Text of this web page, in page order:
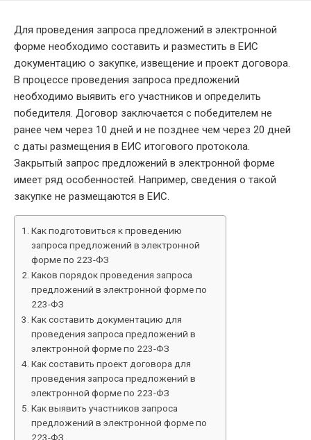
Для проведения запроса предложений в электронной
форме необходимо составить и разместить в ЕИС
документацию о закупке, извещение и проект договора.
В процессе проведения запроса предложений
необходимо выявить его участников и определить
победителя. Договор заключается с победителем не
ранее чем через 10 дней и не позднее чем через 20 дней
с даты размещения в ЕИС итогового протокола.
Закрытый запрос предложений в электронной форме
имеет ряд особенностей. Например, сведения о такой
закупке не размещаются в ЕИС.
Как подготовиться к проведению
запроса предложений в электронной
форме по 223-ФЗ
Каков порядок проведения запроса
предложений в электронной форме по
223-ФЗ
Как составить документацию для
проведения запроса предложений в
электронной форме по 223-ФЗ
Как составить проект договора для
проведения запроса предложений в
электронной форме по 223-ФЗ
Как выявить участников запроса
предложений в электронной форме по
223-ФЗ